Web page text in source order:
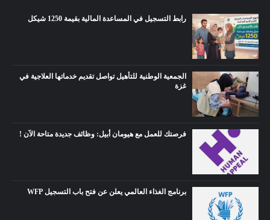
رابط التسجيل في المساعدة المالية بقيمة 1250 شيكل
الجمعية الوطنية للتأهيل تواصل تقديم خدماتها العلاجية في
غزة
فرصتك للعمل مع هيومان أبيل: وظائف جديدة متاحة الآن !
برنامج الغذاء العالمي يعلن عن فتح باب التسجيل WFP